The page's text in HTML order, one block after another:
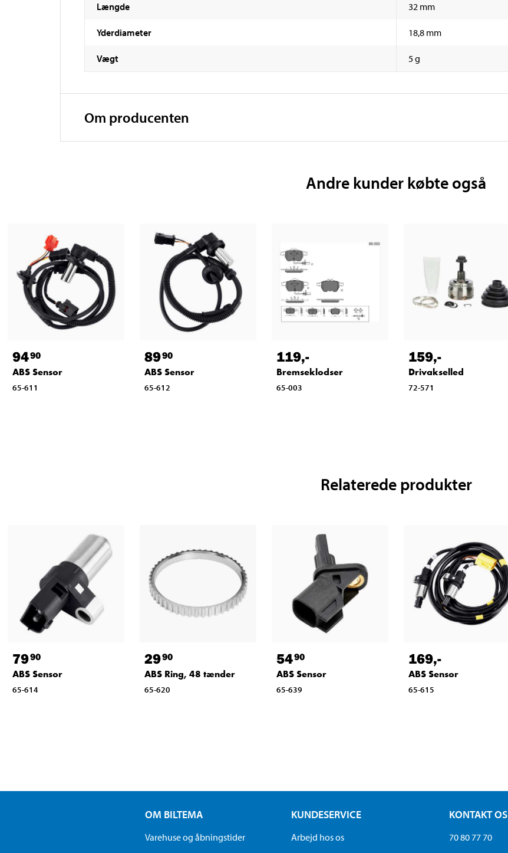
Længde 32 mm
Yderdiameter 18,8 mm
Vægt 5 g
Om producenten
Andre kunder købte også
9490
ABS Sensor
65-611
8990
ABS Sensor
65-612
119,-
Bremseklodser
65-003
159,-
Drivakselled
72-571
Relaterede produkter
7990
ABS Sensor
65-614
2990
ABS Ring, 48 tænder
65-620
5490
ABS Sensor
65-639
169,-
ABS Sensor
65-615
OM BILTEMA
Varehuse og åbningstider
KUNDESERVICE
Arbejd hos os
KONTAKT OS
70 80 77 70